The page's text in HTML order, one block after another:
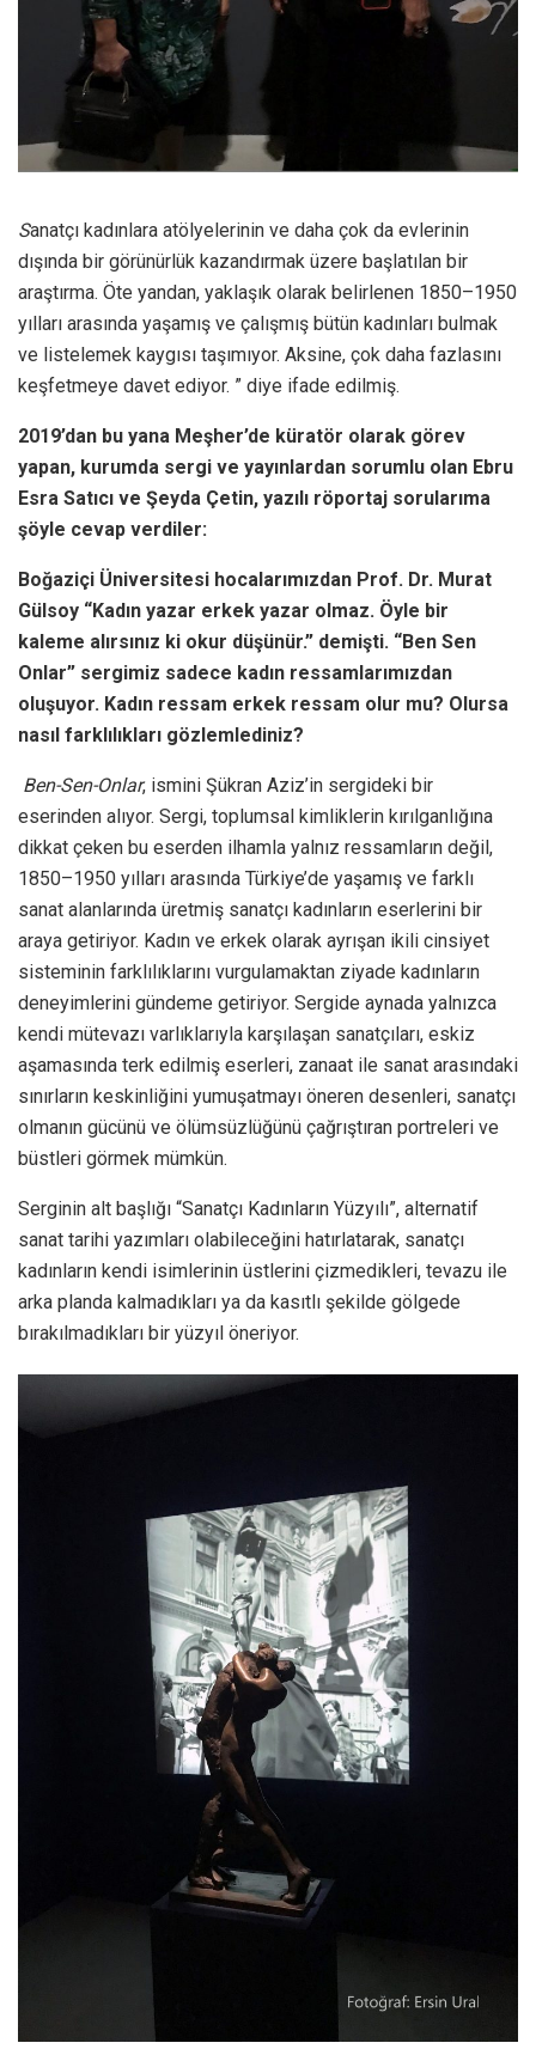
Sanatçı kadınlara atölyelerinin ve daha çok da evlerinin
dışında bir görünürlük kazandırmak üzere başlatılan bir
araştırma. Öte yandan, yaklaşık olarak belirlenen 1850–1950
yılları arasında yaşamış ve çalışmış bütün kadınları bulmak
ve listelemek kaygısı taşımıyor. Aksine, çok daha fazlasını
keşfetmeye davet ediyor. ” diye ifade edilmiş.
2019’dan bu yana Meşher’de küratör olarak görev
yapan, kurumda sergi ve yayınlardan sorumlu olan Ebru
Esra Satıcı ve Şeyda Çetin, yazılı röportaj sorularıma
şöyle cevap verdiler:
Boğaziçi Üniversitesi hocalarımızdan Prof. Dr. Murat
Gülsoy “Kadın yazar erkek yazar olmaz. Öyle bir
kaleme alırsınız ki okur düşünür.” demişti. “Ben Sen
Onlar” sergimiz sadece kadın ressamlarımızdan
oluşuyor. Kadın ressam erkek ressam olur mu? Olursa
nasıl farklılıkları gözlemlediniz?
Ben-Sen-Onlar, ismini Şükran Aziz’in sergideki bir
eserinden alıyor. Sergi, toplumsal kimliklerin kırılganlığına
dikkat çeken bu eserden ilhamla yalnız ressamların değil,
1850–1950 yılları arasında Türkiye’de yaşamış ve farklı
sanat alanlarında üretmiş sanatçı kadınların eserlerini bir
araya getiriyor. Kadın ve erkek olarak ayrışan ikili cinsiyet
sisteminin farklılıklarını vurgulamaktan ziyade kadınların
deneyimlerini gündeme getiriyor. Sergide aynada yalnızca
kendi mütevazı varlıklarıyla karşılaşan sanatçıları, eskiz
aşamasında terk edilmiş eserleri, zanaat ile sanat arasındaki
sınırların keskinliğini yumuşatmayı öneren desenleri, sanatçı
olmanın gücünü ve ölümsüzlüğünü çağrıştıran portreleri ve
büstleri görmek mümkün.
Serginin alt başlığı “Sanatçı Kadınların Yüzyılı”, alternatif
sanat tarihi yazımları olabileceğini hatırlatarak, sanatçı
kadınların kendi isimlerinin üstlerini çizmedikleri, tevazu ile
arka planda kalmadıkları ya da kasıtlı şekilde gölgede
bırakılmadıkları bir yüzyıl öneriyor.